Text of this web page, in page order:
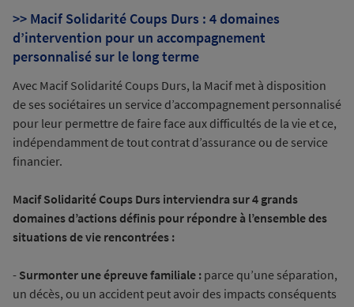
>> Macif Solidarité Coups Durs : 4 domaines
d’intervention pour un accompagnement
personnalisé sur le long terme
Avec Macif Solidarité Coups Durs, la Macif met à disposition
de ses sociétaires un service d’accompagnement personnalisé
pour leur permettre de faire face aux difficultés de la vie et ce,
indépendamment de tout contrat d’assurance ou de service
financier.
Macif Solidarité Coups Durs interviendra sur 4 grands
domaines d’actions définis pour répondre à l’ensemble des
situations de vie rencontrées :
- Surmonter une épreuve familiale : parce qu’une séparation,
un décès, ou un accident peut avoir des impacts conséquents